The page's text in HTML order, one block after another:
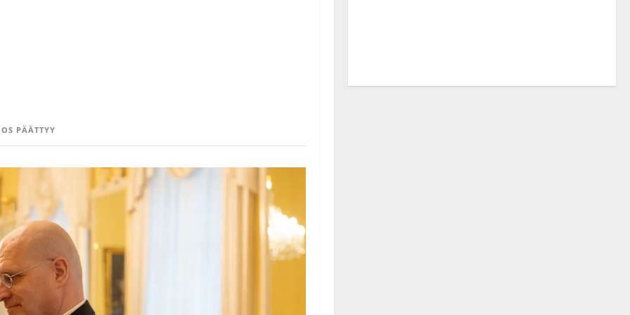
PÄÄTTYY